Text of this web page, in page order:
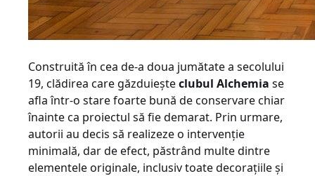
Construită în cea de-a doua jumătate a secolului
19, clădirea care găzduieşteclubul Alchemia se
afla într-o stare foarte bună de conservare chiar
înainte ca proiectul să fie demarat. Prin urmare,
autorii au decis să realizeze o intervenţie
minimală, dar de efect, păstrând multe dintre
elementele originale, inclusiv toate decoraţiile şi